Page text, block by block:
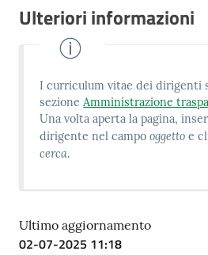
Ulteriori informazioni
I curriculum vitae dei dirigenti
sezioneAmministrazione
Una volta aperta la pagina,
dirigente nel campooggetto e
cerca.
Ultimo aggiornamento
02-07-2025 11:18